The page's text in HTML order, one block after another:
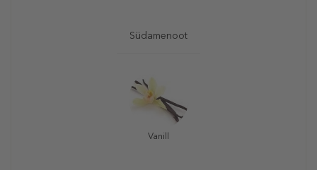
Südamenoot
Vanill